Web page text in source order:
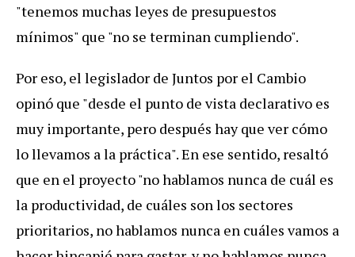
"tenemos muchas leyes de presupuestos
mínimos" que "no se terminan cumpliendo".
Por eso, el legislador de Juntos por el Cambio
opinó que "desde el punto de vista declarativo es
muy importante, pero después hay que ver cómo
lo llevamos a la práctica". En ese sentido, resaltó
que en el proyecto "no hablamos nunca de cuál es
la productividad, de cuáles son los sectores
prioritarios, no hablamos nunca en cuáles vamos a